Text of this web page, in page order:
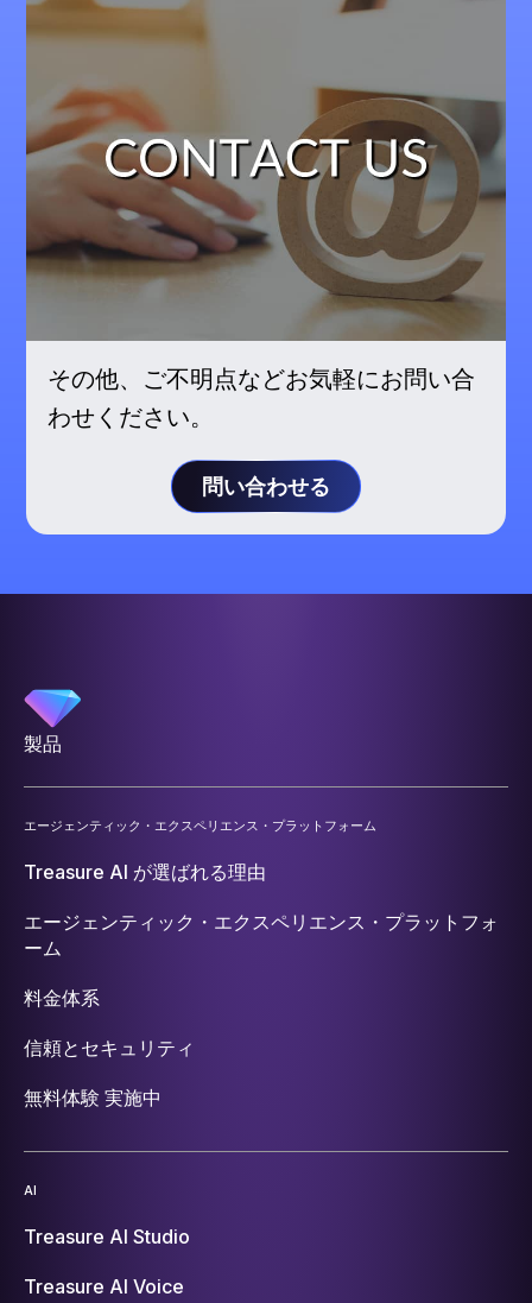
その他、ご不明点などお気軽にお問い合
わせください。
問い合わせる
製品
エージェンティック・エクスペリエンス・プラットフォーム
Treasure AI が選ばれる理由
エージェンティック・エクスペリエンス・プラットフォ
ーム
料金体系
信頼とセキュリティ
無料体験 実施中
AI
Treasure AI Studio
Treasure AI Voice